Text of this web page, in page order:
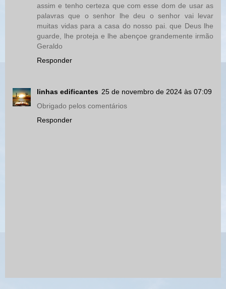
assim e tenho certeza que com esse dom de usar as
palavras que o senhor lhe deu o senhor vai levar
muitas vidas para a casa do nosso pai. que Deus lhe
guarde, lhe proteja e lhe abençoe grandemente irmão
Geraldo
Responder
linhas edificantes 25 de novembro de 2024 às 07:09
Obrigado pelos comentários
Responder